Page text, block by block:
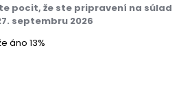
pocit, že ste pripravení na súlad
septembru 2026
áno 13%